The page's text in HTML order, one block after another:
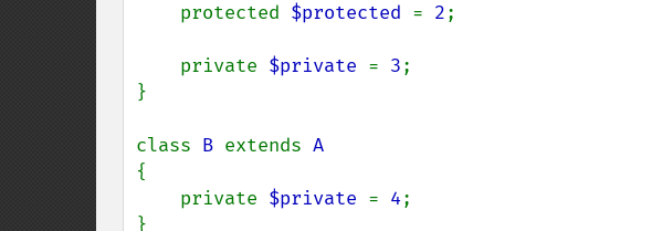
    protected
$protected = 2;
    private
$private = 3;
}
class B extends
{
    private
$private = 4;
}